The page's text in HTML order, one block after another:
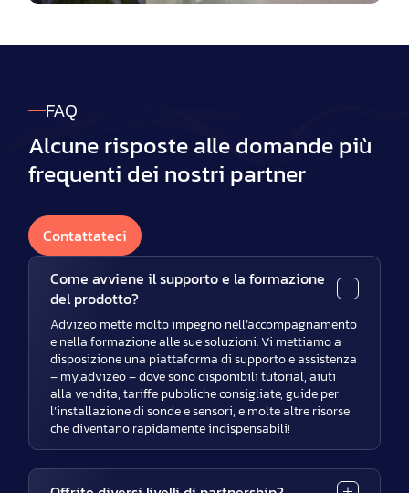
FAQ
Alcune risposte alle domande più
frequenti dei nostri partner
Contattateci
Come avviene il supporto e la formazione
del prodotto?
Advizeo mette molto impegno nell’accompagnamento
e nella formazione alle sue soluzioni. Vi mettiamo a
disposizione una piattaforma di supporto e assistenza
– my.advizeo – dove sono disponibili tutorial, aiuti
alla vendita, tariffe pubbliche consigliate, guide per
l’installazione di sonde e sensori, e molte altre risorse
che diventano rapidamente indispensabili!